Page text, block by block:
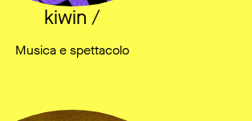
kiwin /
Musica e spettacolo